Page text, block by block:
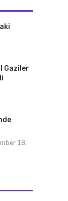
Gaziler
18,